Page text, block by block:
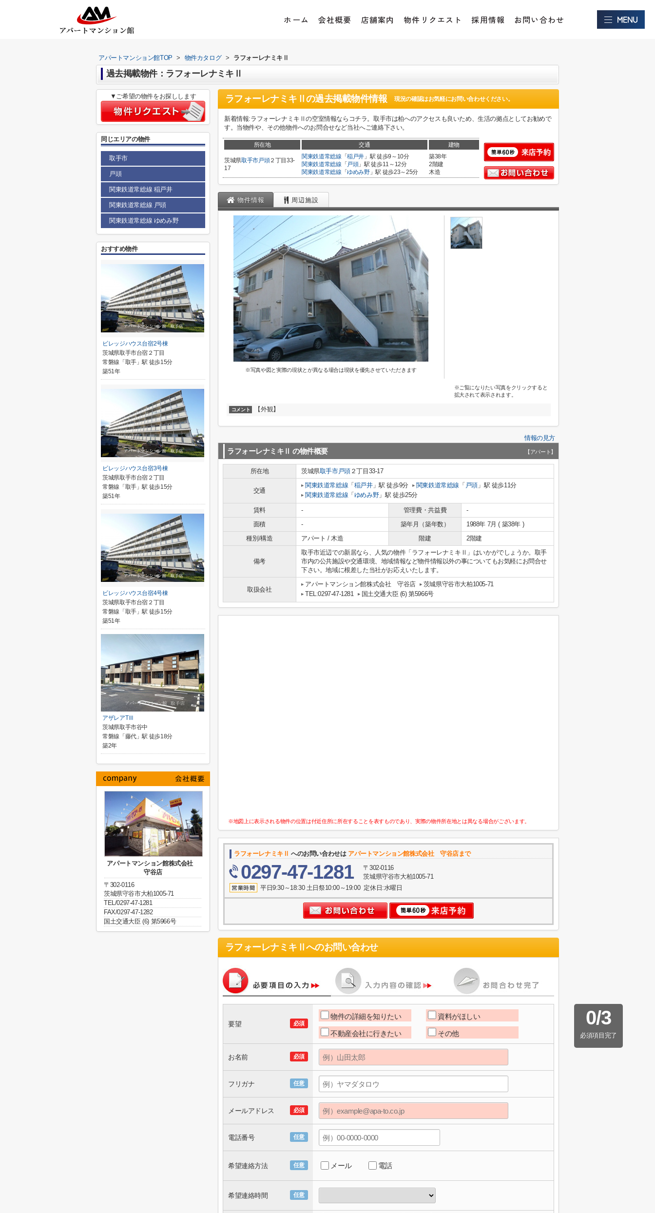
ホーム 会社概要 店舗案内 物件リクエスト 採用情報 お問い合わせ
アパートマンション館TOP > 物件カタログ > ラフォーレナミキⅡ
過去掲載物件：ラフォーレナミキⅡ
ラフォーレナミキⅡ の過去掲載物件情報 現況の確認はお気軽にお問い合わせください。
新着情報:ラフォーレナミキⅡの空室情報ならコチラ。取手市は柏へのアクセスも良いため、生活の拠点としてお勧めで
す。当物件や、その他物件へのお問合せなど当社へご連絡下さい。
所在地 交通 建物
茨城県取手市戸頭２丁目33-
17
関東鉄道常総線 「稲戸井 」駅 徒歩9～10分
関東鉄道常総線 「 戸頭」駅 徒歩11～12分
関東鉄道常総線 「ゆめみ野」駅 徒歩23～25分
築38年
2階建
木造
物件情報 周辺施設
※写真や図と実際の現状とが異なる場合は現状を優先させていただきます
※ご覧になりたい写真をクリックすると
拡大されて表示されます。
コメント 【外観】
情報の見方
ラフォーレナミキⅡ の物件概要 【アパート】
所在地 茨城県取手市戸頭２丁目33-17
交通
関東鉄道常総線 「 稲戸井」駅 徒歩9分 関東鉄道常総線 「 戸頭」駅 徒歩11分
関東鉄道常総線 「 ゆめみ野」駅 徒歩25分
賃料 - 管理費・共益費
-
面積
- 築年月（築年数）
1988年 7月 ( 築38年 )
種別/構造
アパート / 木造 階建 2階建
備考
取手市近辺での新居なら、人気の物件「ラフォーレナミキⅡ」はいかがでしょうか。取手
市内の公共施設や交通環境、地域情報など物件情報以外の事についてもお気軽にお問合せ
下さい。地域に根差した当社がお応えいたします。
取扱会社
アパートマンション館株式会社 守谷店
茨城県守谷市大柏1005-71
TEL:0297-47-1281
国土交通大臣 (6) 第5966号
※地図上に表示される物件の位置は付近住所に所在することを表すものであり、実際の物件所在地とは異なる場合がございます。
ラフォーレナミキⅡ へのお問い合わせは アパートマンション館株式会社 守谷店まで
0297-47-1281
〒302-0116
茨城県守谷市大柏1005-71
平日9:30～18:30 土日祭10:00～19:00 定休日:水曜日
ラフォーレナミキⅡ へのお問い合わせ
0/3
必須項目完了
必須
要望
物件の詳細を知りたい 資料がほしい
不動産会社に行きたい その他
必須
お名前
任意
フリガナ
必須
メールアドレス
任意
電話番号
任意
希望連絡方法 メール 電話
任意
希望連絡時間
▼ご希望の物件をお探しします
同じエリアの物件
取手市
戸頭
関東鉄道常総線 稲戸井
関東鉄道常総線 戸頭
関東鉄道常総線 ゆめみ野
おすすめ物件
ビレッジハウス台宿2号棟
茨城県取手市台宿２丁目
常磐線「取手」駅 徒歩15分
築51年
ビレッジハウス台宿3号棟
茨城県取手市台宿２丁目
常磐線「取手」駅 徒歩15分
築51年
ビレッジハウス台宿4号棟
茨城県取手市台宿２丁目
常磐線「取手」駅 徒歩15分
築51年
アザレアTⅢ
茨城県取手市谷中
常磐線「藤代」駅 徒歩18分
築2年
アパートマンション館株式会社
守谷店
〒302-0116
茨城県守谷市大柏1005-71
TEL/0297-47-1281
FAX/0297-47-1282
国土交通大臣 (6) 第5966号